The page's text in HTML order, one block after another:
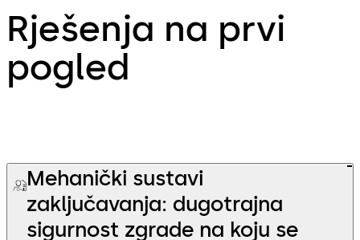
Rješenja na prvi
pogled
Mehanički sustavi
zaključavanja: dugotrajna
sigurnost zgrade na koju se